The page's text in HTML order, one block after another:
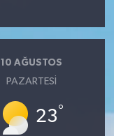
10 AĞUSTOS
PAZARTESI
23°